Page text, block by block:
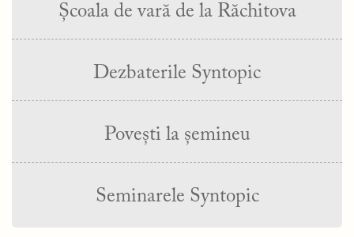
Școala de vară de la Răchitova
Dezbaterile Syntopic
Povești la șemineu
Seminarele Syntopic